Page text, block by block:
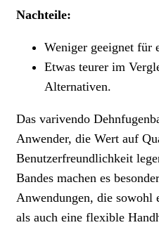
Nachteile:
Weniger geeignet für
Etwas teurer im
Alternativen.
Das varivendo
Anwender, die Wert auf
Benutzerfreundlichkeit
Bandes machen es
Anwendungen, die sowohl
als auch eine flexible